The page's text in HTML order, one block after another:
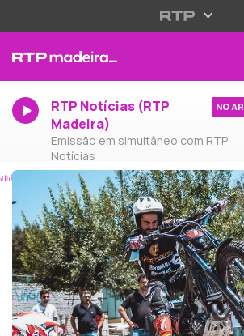
RTP Notícias (RTP
Madeira)
Emissão em simultâneo com RTP
Notícias
NO AR